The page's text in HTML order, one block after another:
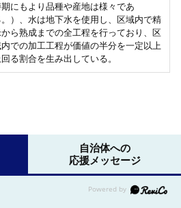
にもより品種や産地は様々であ
。）、水は地下水を使用し、区域内で精
ら熟成までの全工程を行っており、区
での加工工程が価値の半分を一定以上
る割合を生み出している。
自治体への
応援メッセージ